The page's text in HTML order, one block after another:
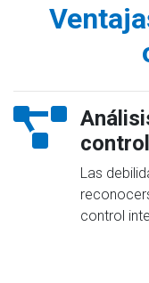
Las
control